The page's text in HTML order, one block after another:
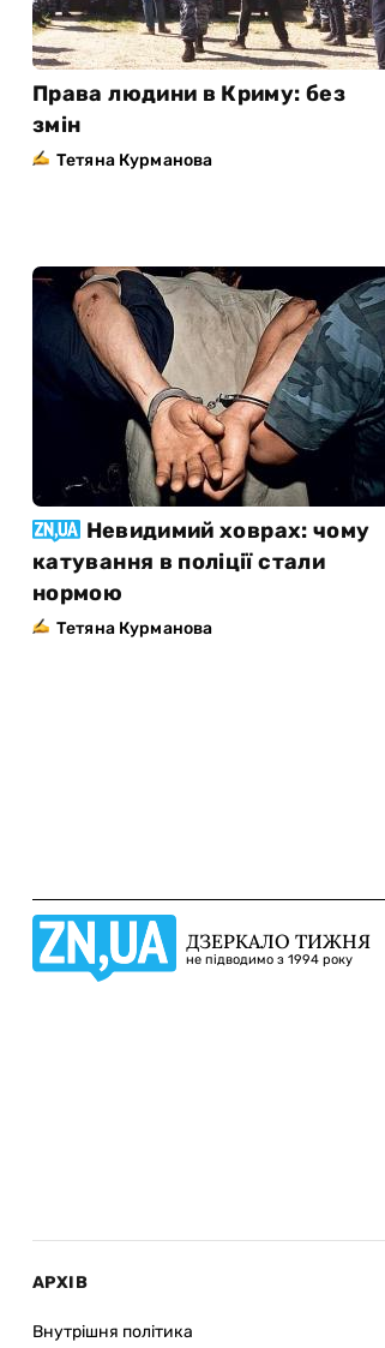
Права людини в Криму: без
змін
Тетяна Курманова
Невидимий ховрах: чому
катування в поліції стали
нормою
Тетяна Курманова
ДЗЕРКАЛО ТИЖНЯ
не підводимо з 1994 року
АРХІВ
Внутрішня політика